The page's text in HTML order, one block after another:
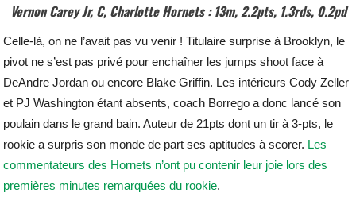
Vernon Carey Jr, C, Charlotte Hornets : 13m, 2.2pts, 1.3rds, 0.2pd
Celle-là, on ne l’avait pas vu venir ! Titulaire surprise à Brooklyn, le
pivot ne s’est pas privé pour enchaîner les jumps shoot face à
DeAndre Jordan ou encore Blake Griffin. Les intérieurs Cody Zeller
et PJ Washington étant absents, coach Borrego a donc lancé son
poulain dans le grand bain. Auteur de 21pts dont un tir à 3-pts, le
rookie a surpris son monde de part ses aptitudes à scorer. Les
commentateurs des Hornets n’ont pu contenir leur joie lors des
premières minutes remarquées du rookie.